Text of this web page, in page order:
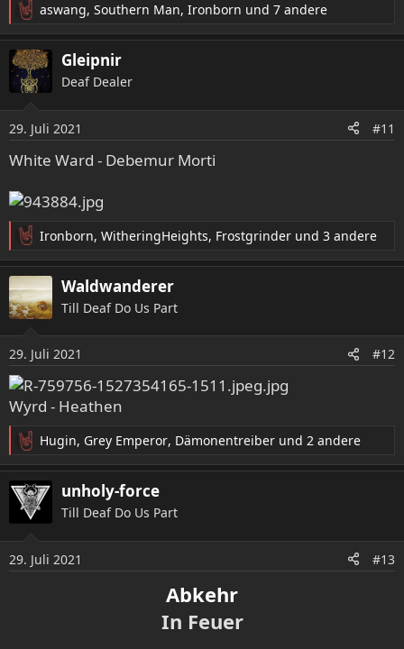
R
e
a
k
t
n
e
n
:
aswang, Southern Man, Ironborn und 7 andere
Gleipnir
Deaf Dealer
29. Juli 2021 #11
White Ward - Debemur Morti
R
e
a
k
t
n
e
:
Ironborn, WitheringHeights, Frostgrinder und 3 andere
Waldwanderer
Till Deaf Do Us Part
29. Juli 2021 #12
Wyrd - Heathen
R
e
a
k
n
Hugin, Grey Emperor, Dämonentreiber und 2 andere
unholy-force
Till Deaf Do Us Part
29. Juli 2021 #13
Abkehr
In Feuer